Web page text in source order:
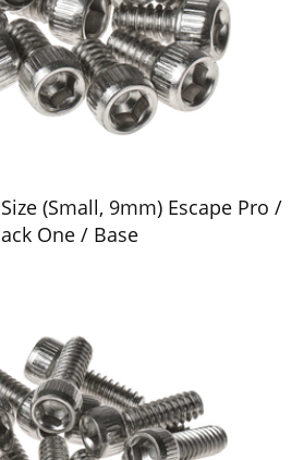
(Small, 9mm) Escape Pro /
One / Base